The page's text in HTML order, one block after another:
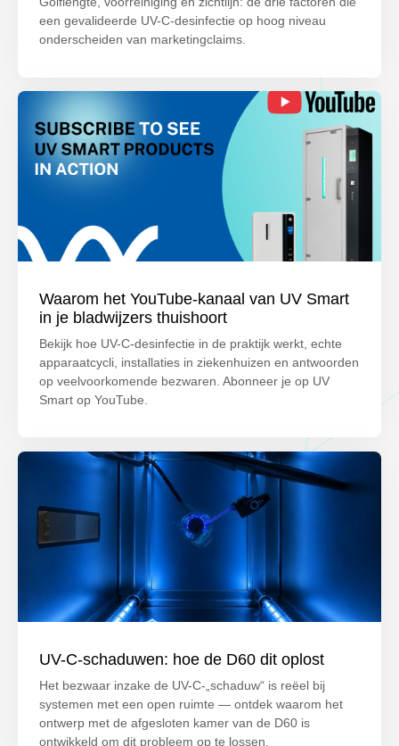
een gevalideerde UV-C-desinfectie op hoog niveau
onderscheiden van marketingclaims.
Waarom het YouTube-kanaal van UV Smart
in je bladwijzers thuishoort
Bekijk hoe UV-C-desinfectie in de praktijk werkt, echte
apparaatcycli, installaties in ziekenhuizen en antwoorden
op veelvoorkomende bezwaren. Abonneer je op UV
Smart op YouTube.
UV-C-schaduwen: hoe de D60 dit oplost
Het bezwaar inzake de UV-C-„schaduw“ is reëel bij
systemen met een open ruimte — ontdek waarom het
ontwerp met de afgesloten kamer van de D60 is
ontwikkeld om dit probleem op te lossen.